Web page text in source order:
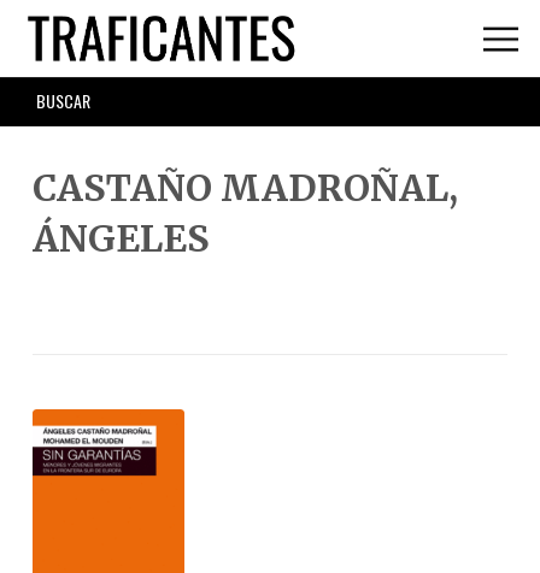
Skip
main
content
SEARCH
FORM
CASTAÑO MADROÑAL,
ÁNGELES